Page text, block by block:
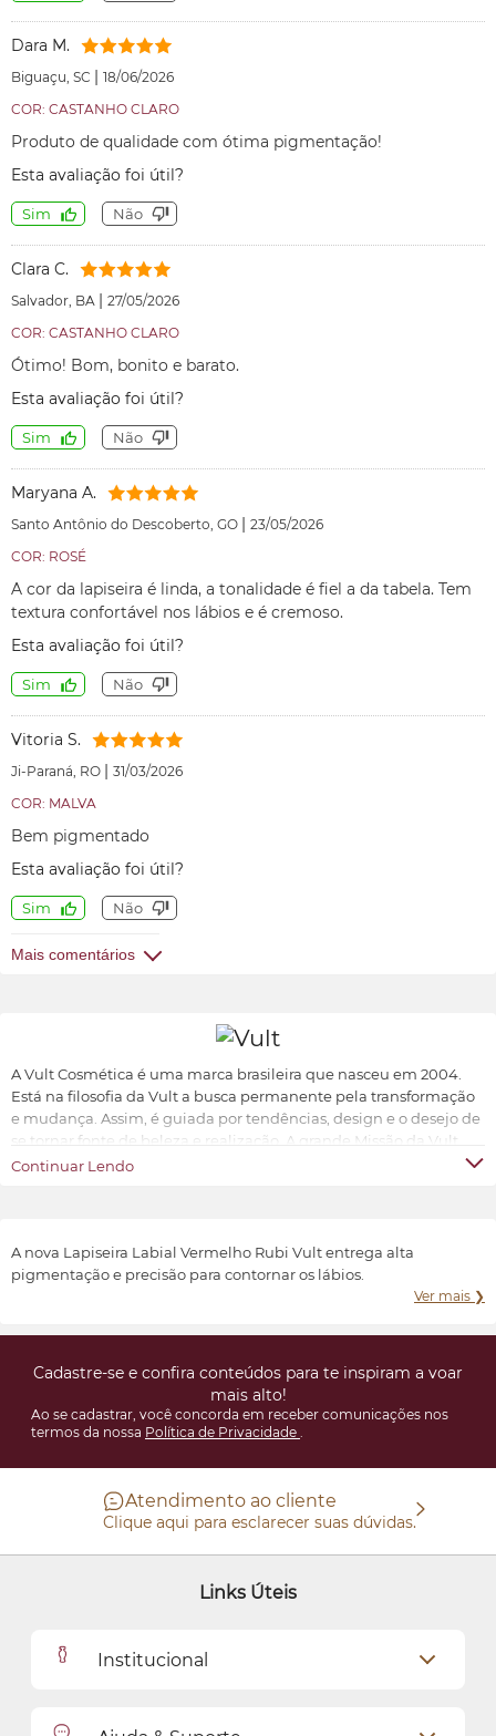
Dara M.
Biguaçu, SC | 18/06/2026
COR: CASTANHO CLARO
Produto de qualidade com ótima pigmentação!
Esta avaliação foi útil?
Sim Não
Clara C.
Salvador, BA | 27/05/2026
COR: CASTANHO CLARO
Ótimo! Bom, bonito e barato.
Esta avaliação foi útil?
Sim Não
Maryana A.
Santo Antônio do Descoberto, GO | 23/05/2026
COR: ROSÉ
A cor da lapiseira é linda, a tonalidade é fiel a da tabela. Tem
textura confortável nos lábios e é cremoso.
Esta avaliação foi útil?
Sim Não
Vitoria S.
Ji-Paraná, RO | 31/03/2026
COR: MALVA
Bem pigmentado
Esta avaliação foi útil?
Sim Não
Mais comentários
A Vult Cosmética é uma marca brasileira que nasceu em 2004.
Está na filosofia da Vult a busca permanente pela transformação
e mudança. Assim, é guiada por tendências, design e o desejo de
se tornar fonte de beleza e realização. A grande Missão da Vult
Cosmética é oferecer ao universo feminino a possibilidade de ter
Continuar Lendo
A nova Lapiseira Labial Vermelho Rubi Vult entrega alta
pigmentação e precisão para contornar os lábios.
Ver mais ❯
Cadastre-se e confira conteúdos para te inspiram a voar
mais alto!
Ao se cadastrar, você concorda em receber comunicações nos
termos da nossa Política de Privacidade .
Atendimento ao cliente
Clique aqui para esclarecer suas dúvidas.
Links Úteis
Institucional